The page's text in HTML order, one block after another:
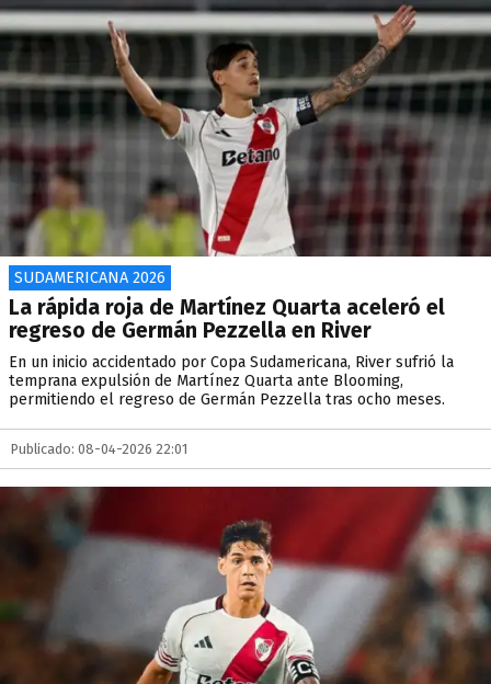
SUDAMERICANA 2026
La rápida roja de Martínez Quarta aceleró el
regreso de Germán Pezzella en River
En un inicio accidentado por Copa Sudamericana, River sufrió la
temprana expulsión de Martínez Quarta ante Blooming,
permitiendo el regreso de Germán Pezzella tras ocho meses.
Publicado: 08-04-2026 22:01